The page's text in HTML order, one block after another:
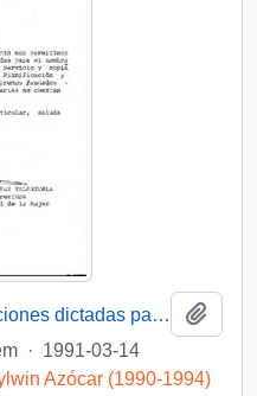
[Adjunta copia de las resoluciones dictadas para el nombramiento de las Directoras Regionales del Servicio Nacional de la Mujer]
· 1991-03-14
Azócar (1990-1994)